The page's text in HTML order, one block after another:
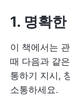
1. 명확
이 책에서는
때 다음과 같
통하기 지시,
소통하세요.